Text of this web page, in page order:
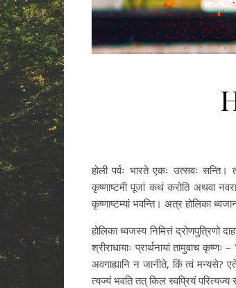
होली पर्वः भारते एकः उत्सवः सन्ति।
कृष्णाष्टमी पूजां कथं करोति अथवा
कृष्णाष्टम्यां भवन्ति। अत्र होलिका
होलिका ध्वजस्य निमित्तं द्रोणपुत्रिणो
श्रीराधायाः प्रार्थनायां तामुवाच
अवगाह्यानि न जानीते, किं त्वं मन्यसे?
त्यज्यं भवति तत् किल स्वप्रियं परित्यज्य